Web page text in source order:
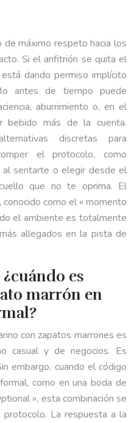
máximo respeto hacia los
Si el anfitrión se quita el
dando permiso implícito
antes de tiempo puede
aburrimiento o, en el
más de la cuenta.
discretas para
el protocolo, como
sentarte o elegir desde el
que no te oprima. El
como el « momento
el ambiente es totalmente
allegados en la pista de
es
marrón en
con zapatos marrones es
casual y de negocios. Es
embargo, cuando el código
como en una boda de
», esta combinación se
La respuesta a la